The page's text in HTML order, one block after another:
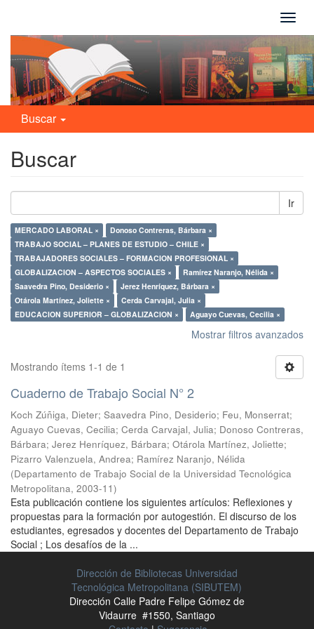
Buscar
Buscar
Ir
MERCADO LABORAL ×
Donoso Contreras, Bárbara ×
TRABAJO SOCIAL – PLANES DE ESTUDIO – CHILE ×
TRABAJADORES SOCIALES – FORMACION PROFESIONAL ×
GLOBALIZACION – ASPECTOS SOCIALES ×
Ramírez Naranjo, Nélida ×
Saavedra Pino, Desiderio ×
Jerez Henríquez, Bárbara ×
Otárola Martínez, Joliette ×
Cerda Carvajal, Julia ×
EDUCACION SUPERIOR – GLOBALIZACION ×
Aguayo Cuevas, Cecilia ×
Mostrar filtros avanzados
Mostrando ítems 1-1 de 1
Cuaderno de Trabajo Social N° 2
Koch Zúñiga, Dieter; Saavedra Pino, Desiderio; Feu, Monserrat;
Aguayo Cuevas, Cecilia; Cerda Carvajal, Julia; Donoso Contreras,
Bárbara; Jerez Henríquez, Bárbara; Otárola Martínez, Joliette;
Pizarro Valenzuela, Andrea; Ramírez Naranjo, Nélida
(Departamento de Trabajo Social de la Universidad Tecnológica
Metropolitana, 2003-11)
Esta publicación contiene los siguientes artículos: Reflexiones y
propuestas para la formación por autogestión. El discurso de los
estudiantes, egresados y docentes del Departamento de Trabajo
Social ; Los desafíos de la ...
Dirección de Bibliotecas Universidad
Tecnológica Metropolitana (SIBUTEM)
Dirección Calle Padre Felipe Gómez de
Vidaurre #1550, Santiago